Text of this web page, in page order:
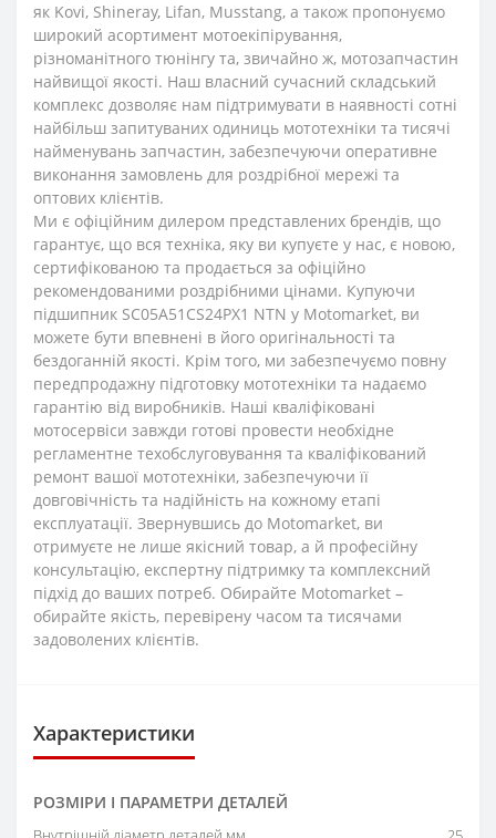
як Kovi, Shineray, Lifan, Musstang, а також пропонуємо
широкий асортимент мотоекіпірування,
різноманітного тюнінгу та, звичайно ж, мотозапчастин
найвищої якості. Наш власний сучасний складський
комплекс дозволяє нам підтримувати в наявності сотні
найбільш запитуваних одиниць мототехніки та тисячі
найменувань запчастин, забезпечуючи оперативне
виконання замовлень для роздрібної мережі та
оптових клієнтів.
Ми є офіційним дилером представлених брендів, що
гарантує, що вся техніка, яку ви купуєте у нас, є новою,
сертифікованою та продається за офіційно
рекомендованими роздрібними цінами. Купуючи
підшипник SC05A51CS24PX1 NTN у Motomarket, ви
можете бути впевнені в його оригінальності та
бездоганній якості. Крім того, ми забезпечуємо повну
передпродажну підготовку мототехніки та надаємо
гарантію від виробників. Наші кваліфіковані
мотосервіси завжди готові провести необхідне
регламентне техобслуговування та кваліфікований
ремонт вашої мототехніки, забезпечуючи її
довговічність та надійність на кожному етапі
експлуатації. Звернувшись до Motomarket, ви
отримуєте не лише якісний товар, а й професійну
консультацію, експертну підтримку та комплексний
підхід до ваших потреб. Обирайте Motomarket –
обирайте якість, перевірену часом та тисячами
задоволених клієнтів.
Характеристики
РОЗМІРИ І ПАРАМЕТРИ ДЕТАЛЕЙ